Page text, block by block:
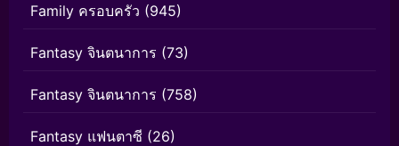
Family ครอบครัว (945)
Fantasy จินตนาการ (73)
Fantasy จินตนาการ (758)
Fantasy แฟนตาซี (26)